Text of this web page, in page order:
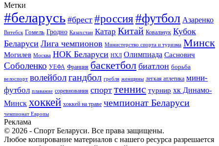
Метки
#беларусь #брест #россия#футбол Азаренко
Витебск Гомель Гродно Казахстан Катар Китай Ковальчук Кубок
Беларуси Лига чемпионов Министерство спорта и туризма Минск
Могилев Москва НОК Беларуси НХЛ Олимпиада Саснович
Соболенко УЕФА Франция баскетбол биатлон борьба
велоспорт волейболгандбол гребля женщины легкая атлетика мини-
футбол плавание соревнования спорт теннис турнир хк Динамо-
Минск хоккей хоккей на траве чемпионат Беларуси
чемпионат Европы
Реклама
© 2026 - Спорт Беларуси. Все права защищены.
Любое копирование материалов с нашего ресурса разрешается